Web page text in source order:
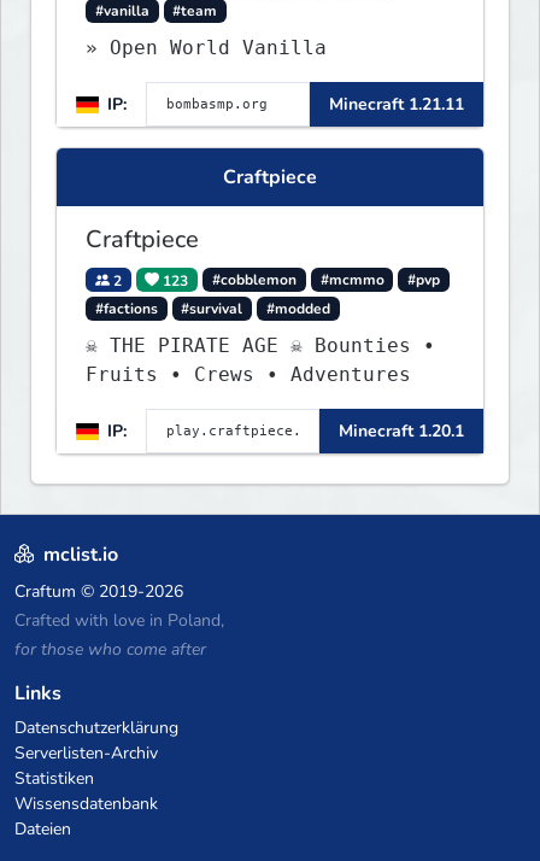
#vanilla
#team
» Open World Vanilla
IP: Minecraft 1.21.11
Craftpiece
Craftpiece
2 123 #cobblemon #mcmmo
#pvp
#factions
#survival #modded
☠ THE PIRATE AGE ☠ Bounties •
Fruits • Crews • Adventures
IP: Minecraft 1.20.1
mclist.io
Craftum © 2019-2026
Crafted with love in Poland,
for those who come after
Links
Datenschutzerklärung
Serverlisten-Archiv
Statistiken
Wissensdatenbank
Dateien